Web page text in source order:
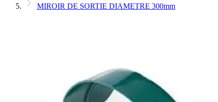
MIROIR DE SORTIE DIAMETRE 300mm